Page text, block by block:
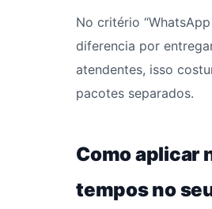
No critério
diferencia por
atendentes, isso
pacotes separados.
Como aplicar
tempos no